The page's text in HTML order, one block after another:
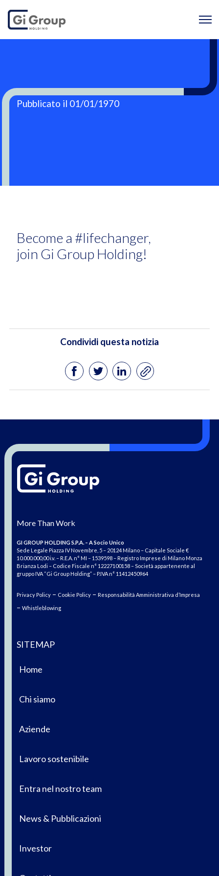
Pubblicato il 01/01/1970
Become a #lifechanger,
join Gi Group Holding!
Condividi questa notizia
More Than Work
GI GROUP HOLDING S.P.A. – A Socio Unico
Sede Legale Piazza IV Novembre, 5 – 20124 Milano – Capitale Sociale €
10.000.000,00 i.v. – R.E.A. n° MI – 1539598 – Registro Imprese di Milano Monza
Brianza Lodi – Codice Fiscale n° 12227100158 – Società appartenente al
gruppo IVA “Gi Group Holding” – P.IVA n° 11412450964
Privacy Policy– Cookie Policy– Responsabilità Amministrativa d’Impresa
– Whistleblowing
SITEMAP
Home
Chi siamo
Aziende
Lavoro sostenibile
Entra nel nostro team
News & Pubblicazioni
Investor